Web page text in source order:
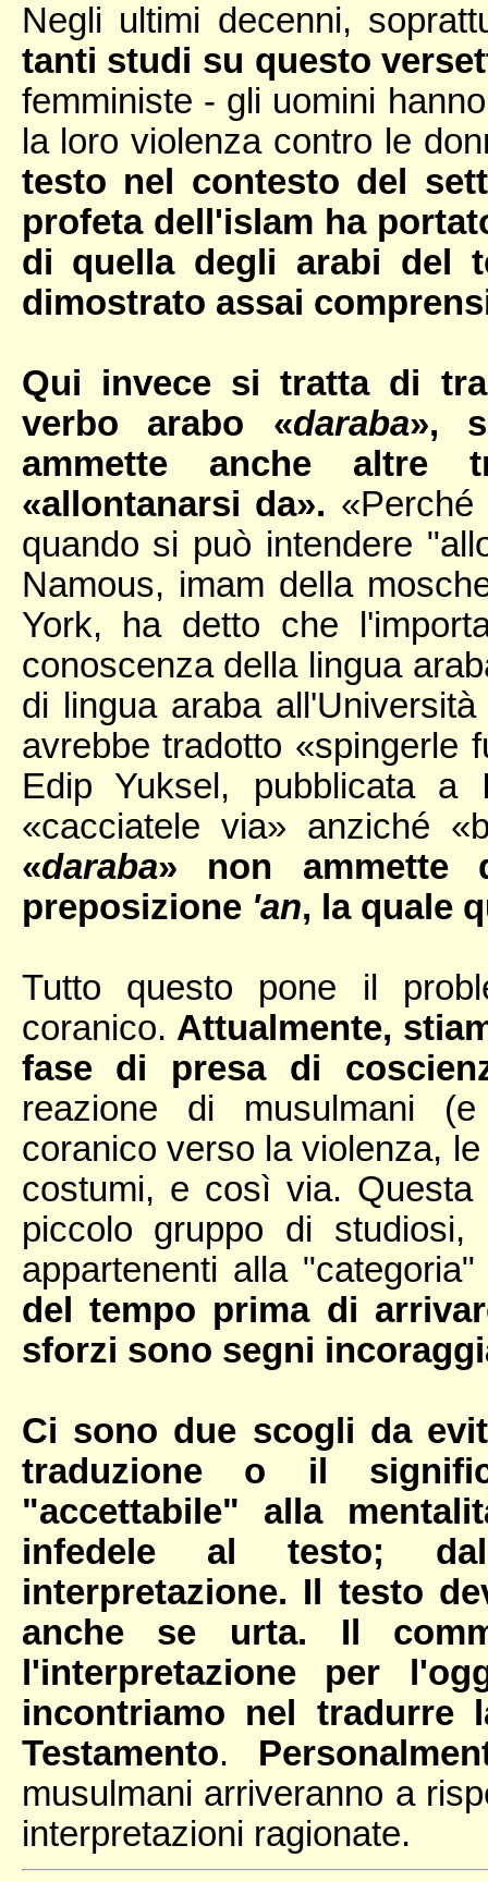
Negli ultimi decenni,
tanti studi su questo
femministe - gli uomini
la loro violenza contro le
testo nel contesto del
profeta dell'islam ha
di quella degli arabi del
dimostrato assai
Qui invece si tratta di
verbo arabo «daraba»,
ammette anche altre
«allontanarsi da». «Perché
quando si può intendere
Namous, imam della
York, ha detto che
conoscenza della lingua
di lingua araba
avrebbe tradotto «spingerle
Edip Yuksel, pubblicata a
«cacciatele via» anziché
«daraba» non ammette
preposizione 'an, la quale
Tutto questo pone il
coranico. Attualmente,
fase di presa di
reazione di musulmani
coranico verso la violenza,
costumi, e così via.
piccolo gruppo di
appartenenti alla
del tempo prima di
sforzi sono segni
Ci sono due scogli da
traduzione o il
"accettabile" alla
infedele al testo;
interpretazione. Il testo
anche se urta. Il
l'interpretazione per
incontriamo nel tradurre
Testamento.
musulmani arriveranno a
interpretazioni ragionate.